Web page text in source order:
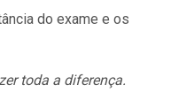
do exame e os
toda a diferença.